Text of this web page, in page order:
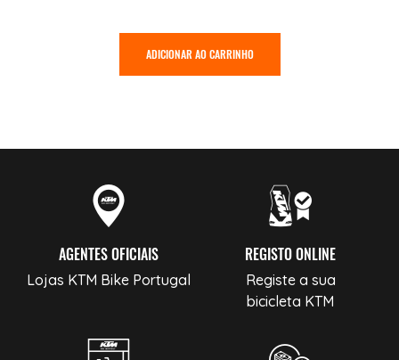
ADICIONAR AO CARRINHO
AGENTES OFICIAIS
Lojas KTM Bike Portugal
REGISTO ONLINE
Registe a sua
bicicleta KTM